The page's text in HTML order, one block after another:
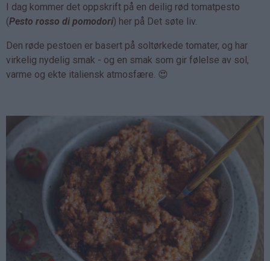
I dag kommer det oppskrift på en deilig rød tomatpesto
(Pesto rosso di pomodori) her på Det søte liv.
Den røde pestoen er basert på soltørkede tomater, og har
virkelig nydelig smak - og en smak som gir følelse av sol,
varme og ekte italiensk atmosfære. 😍